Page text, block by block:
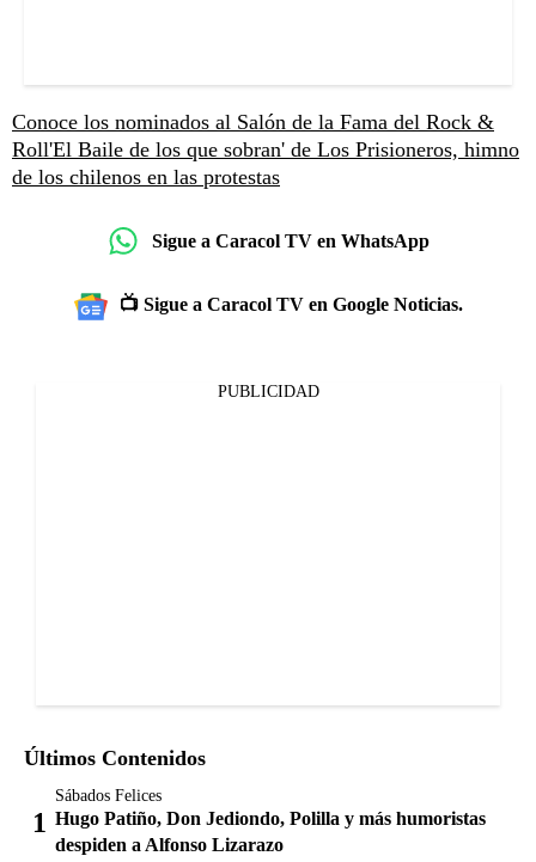
Conoce los nominados al Salón de la Fama del Rock &
Roll'El Baile de los que sobran' de Los Prisioneros, himno
de los chilenos en las protestas
Sigue a Caracol TV en WhatsApp
📺 Sigue a Caracol TV en Google Noticias.
PUBLICIDAD
Últimos Contenidos
Sábados Felices
Hugo Patiño, Don Jediondo, Polilla y más humoristas
despiden a Alfonso Lizarazo